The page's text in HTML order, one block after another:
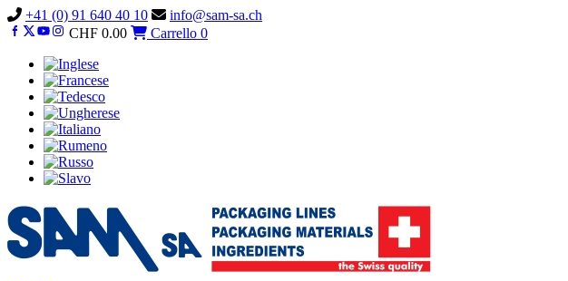
Vai
al
+41 (0) 91 640 40 10
info@sam-sa.ch
CHF 0.00 Carrello 0